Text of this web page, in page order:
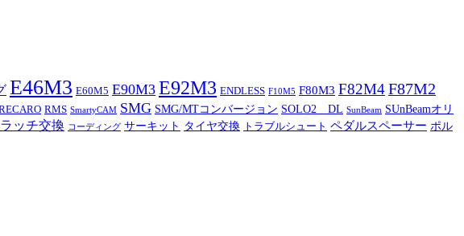
E46M3 E60M5 E90M3 E92M3 ENDLESS F10M5 F80M3 F82M4F87M2
RMS SmartyCAM SMG SMG/MTコンバージョン SOLO2 DL SunBeam SUnBeamオリ
ッチ交換 コーディング サーキット タイヤ交換 トラブルシュート ペダルスペーサー ポル